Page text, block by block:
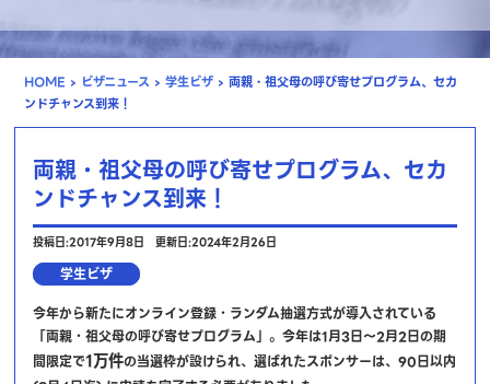
HOME › ビザニュース › 学生ビザ › 両親・祖父母の呼び寄せプログラム、セカ
ンドチャンス到来！
両親・祖父母の呼び寄せプログラム、セカ
ンドチャンス到来！
投稿日:2017年9月8日 更新日:2024年2月26日
学生ビザ
今年から新たにオンライン登録・ランダム抽選方式が導入されている
「両親・祖父母の呼び寄せプログラム」。今年は1月3日～2月2日の期
間限定で1万件の当選枠が設けられ、選ばれたスポンサーは、90日以内